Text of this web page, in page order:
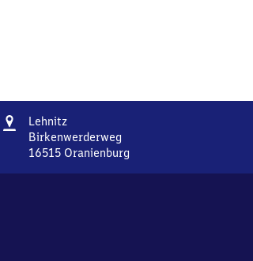
Adresse
LehnitzLehnitz
Birkenwerderweg
16515 Oranienburg